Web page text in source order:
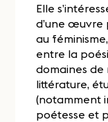
Elle
d’une œuvre
au
entre la
domaines de
littérature,
(notamment
poétesse et